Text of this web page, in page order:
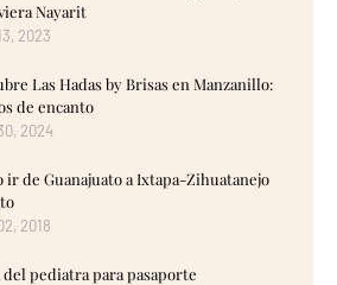
Nayarit
2023
Las Hadas by Brisas en Manzanillo:
de encanto
2024
ir de Guanajuato a Ixtapa-Zihuatanejo
2018
del pediatra para pasaporte